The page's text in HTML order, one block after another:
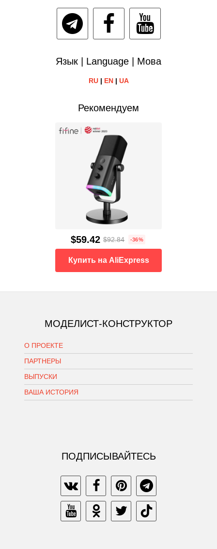
Язык | Language | Мова
RU| EN| UA
Рекомендуем
$59.42 $92.84 -36%
Купить на AliExpress
МОДЕЛИСТ-КОНСТРУКТОР
О ПРОЕКТЕ
ПАРТНЕРЫ
ВЫПУСКИ
ВАША ИСТОРИЯ
ПОДПИСЫВАЙТЕСЬ